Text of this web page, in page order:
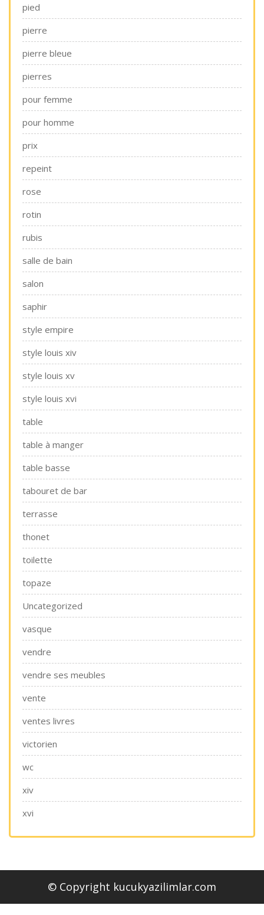
pied
pierre
pierre bleue
pierres
pour femme
pour homme
prix
repeint
rose
rotin
rubis
salle de bain
salon
saphir
style empire
style louis xiv
style louis xv
style louis xvi
table
table à manger
table basse
tabouret de bar
terrasse
thonet
toilette
topaze
Uncategorized
vasque
vendre
vendre ses meubles
vente
ventes livres
victorien
wc
xiv
xvi
© Copyright kucukyazilimlar.com